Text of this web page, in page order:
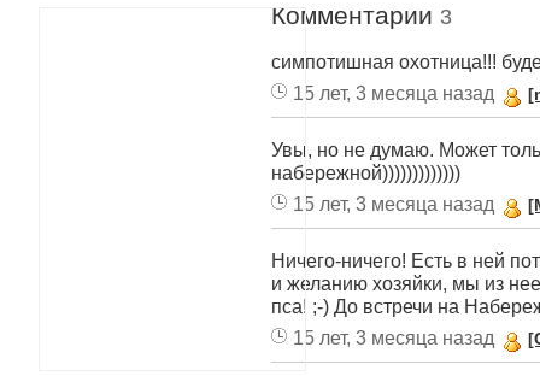
Комментарии 3
симпотишная охотница!!!
15 лет, 3 месяца назад
Увы, но не думаю. Может
набережной)))))))))))))
15 лет, 3 месяца назад
Ничего-ничего! Есть в ней
и желанию хозяйки, мы из
пса! ;-) До встречи на
15 лет, 3 месяца назад